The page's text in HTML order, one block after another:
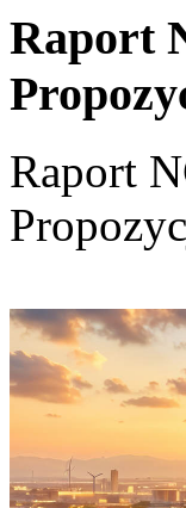
Raport
Raport